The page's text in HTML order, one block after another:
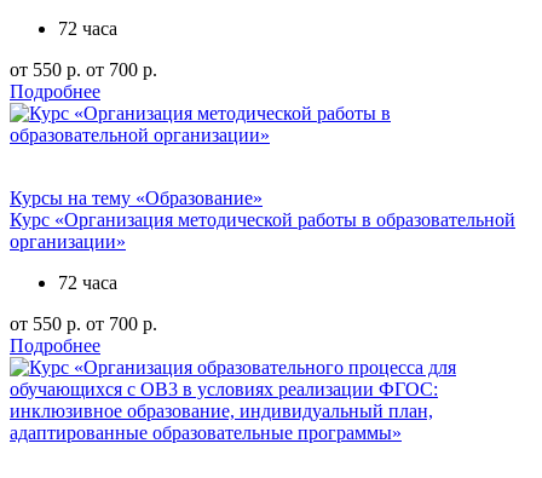
72 часа
от 550 р. от 700 р.
Подробнее
Курсы на тему «Образование»
Курс «Организация методической работы в образовательной
организации»
72 часа
от 550 р. от 700 р.
Подробнее